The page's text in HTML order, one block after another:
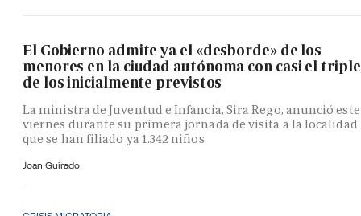
El Gobierno admite ya el «desborde» de los
menores en la ciudad autónoma con casi el triple
de los inicialmente previstos
La ministra de Juventud e Infancia, Sira Rego, anunció este
viernes durante su primera jornada de visita a la localidad
que se han filiado ya 1.342 niños
Joan Guirado